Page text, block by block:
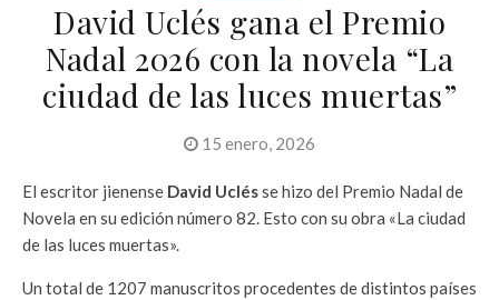
David Uclés gana el Premio
Nadal 2026 con la novela “La
ciudad de las luces muertas”
15 enero, 2026
El escritor jienense David Uclésse hizo del Premio Nadal de
Novela en su edición número 82. Esto con su obra «La ciudad
de las luces muertas».
Un total de 1207 manuscritos procedentes de distintos países